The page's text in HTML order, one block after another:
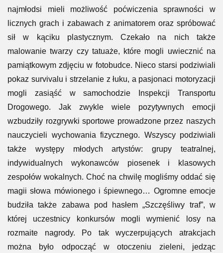
najmłodsi mieli możliwość poćwiczenia sprawności w
licznych grach i zabawach z animatorem oraz spróbować
sił w kąciku plastycznym. Czekało na nich także
malowanie twarzy czy tatuaże, które mogli uwiecznić na
pamiątkowym zdjęciu w fotobudce. Nieco starsi podziwiali
pokaz survivalu i strzelanie z łuku, a pasjonaci motoryzacji
mogli zasiąść w samochodzie Inspekcji Transportu
Drogowego. Jak zwykle wiele pozytywnych emocji
wzbudziły rozgrywki sportowe prowadzone przez naszych
nauczycieli wychowania fizycznego. Wszyscy podziwiali
także występy młodych artystów: grupy teatralnej,
indywidualnych wykonawców piosenek i klasowych
zespołów wokalnych. Choć na chwilę mogliśmy oddać się
magii słowa mówionego i śpiewnego… Ogromne emocje
budziła także zabawa pod hasłem „Szczęśliwy traf”, w
której uczestnicy konkursów mogli wymienić losy na
rozmaite nagrody. Po tak wyczerpujących atrakcjach
można było odpocząć w otoczeniu zieleni, jedząc